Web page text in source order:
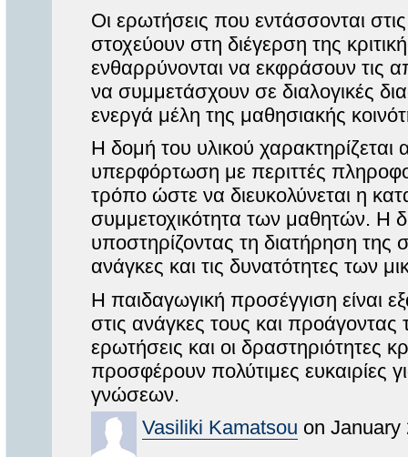
Οι ερωτήσεις που εντάσσονται
στοχεύουν στη διέγερση της
ενθαρρύνονται να εκφράσουν τις
να συμμετάσχουν σε διαλογικές
ενεργά μέλη της μαθησιακής
Η δομή του υλικού
υπερφόρτωση με περιττές
τρόπο ώστε να διευκολύνεται η
συμμετοχικότητα των μαθητών. Η
υποστηρίζοντας τη διατήρηση
ανάγκες και τις δυνατότητες των
Η παιδαγωγική προσέγγιση είναι
στις ανάγκες τους και
ερωτήσεις και οι δραστηριότητες
προσφέρουν πολύτιμες ευκαιρίες
γνώσεων.
Vasiliki Kamatsou on January